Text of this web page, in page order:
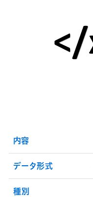
内容
データ形式
種別